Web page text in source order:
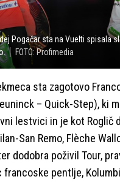
Pogačar sta na Vuelti spisala
FOTO: Profimedia
sta zagotovo
– Quick-Step), ki
lestvici in je kot Roglič
San Remo, Flèche
dodobra poživil Tour,
francoske pentlje,